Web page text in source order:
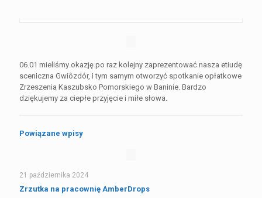
06.01 mieliśmy okazję po raz kolejny zaprezentować nasza etiudę
sceniczna Gwiôzdór, i tym samym otworzyć spotkanie opłatkowe
Zrzeszenia Kaszubsko Pomorskiego w Baninie. Bardzo
dziękujemy za ciepłe przyjęcie i miłe słowa.
Powiązane wpisy
21 października 2024
Zrzutka na pracownię AmberDrops